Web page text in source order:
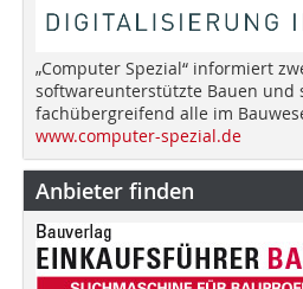
„Computer Spezial“ informiert
softwareunterstützte Bauen und
fachübergreifend alle im
www.computer-spezial.de
Anbieter finden